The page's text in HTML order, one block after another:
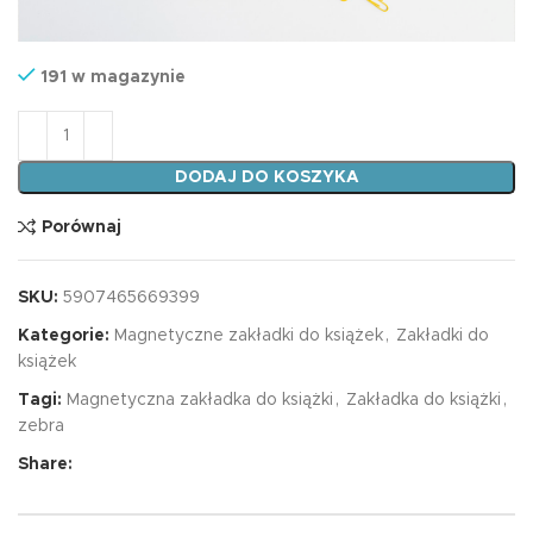
191 w magazynie
ilość Zakładka AKI ZEBRA
DODAJ DO KOSZYKA
Porównaj
SKU: 5907465669399
Kategorie: Magnetyczne zakładki do książek , Zakładki do
książek
Tagi: Magnetyczna zakładka do książki , Zakładka do książki ,
zebra
Share: